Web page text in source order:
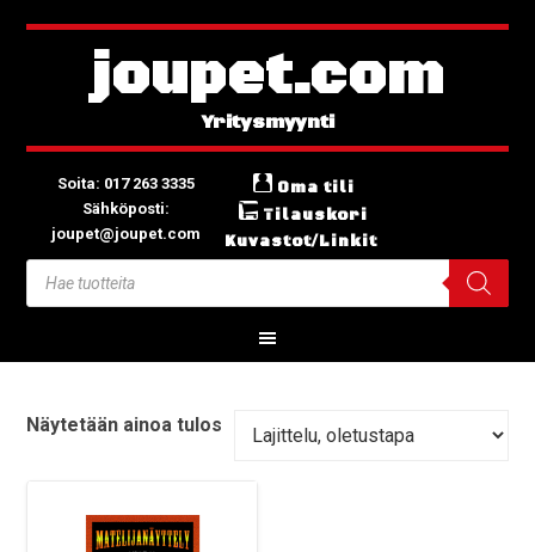
joupet.com
Soita: 017 263 3335
Sähköposti:
joupet@joupet.com
Oma tili
Tilauskori
Kuvastot/Linkit
Näytetään ainoa tulos